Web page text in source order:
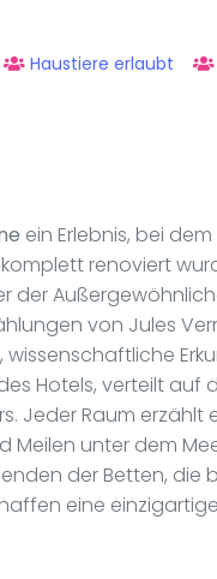
Haustiere erlaubt
ein Erlebnis, bei
renoviert
von Jules
wissenschaftliche
Hotels, verteilt auf
Jeder Raum erzählt
unter dem
der Betten, die
eine